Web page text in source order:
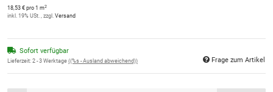
18,53 € pro 1 m2
inkl. 19% USt. , zzgl. Versand
Sofort verfügbar
Lieferzeit: 2 - 3 Werktage ((%s - Ausland abweichend)) Frage zum Artikel